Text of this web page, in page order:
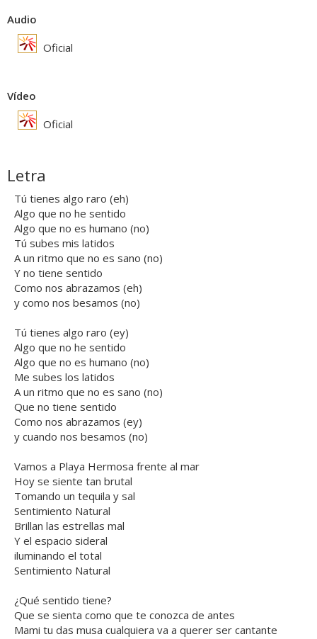
Audio
Oficial
Vídeo
Oficial
Letra
Tú tienes algo raro (eh)
Algo que no he sentido
Algo que no es humano (no)
Tú subes mis latidos
A un ritmo que no es sano (no)
Y no tiene sentido
Como nos abrazamos (eh)
y como nos besamos (no)
Tú tienes algo raro (ey)
Algo que no he sentido
Algo que no es humano (no)
Me subes los latidos
A un ritmo que no es sano (no)
Que no tiene sentido
Como nos abrazamos (ey)
y cuando nos besamos (no)
Vamos a Playa Hermosa frente al mar
Hoy se siente tan brutal
Tomando un tequila y sal
Sentimiento Natural
Brillan las estrellas mal
Y el espacio sideral
iluminando el total
Sentimiento Natural
¿Qué sentido tiene?
Que se sienta como que te conozca de antes
Mami tu das musa cualquiera va a querer ser cantante